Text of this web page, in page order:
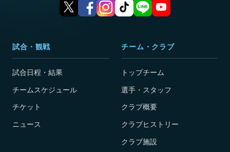
試合・観戦
試合日程・結果
チームスケジュール
チケット
ニュース
チーム・クラブ
トップチーム
選手・スタッフ
クラブ概要
クラブヒストリー
クラブ施設